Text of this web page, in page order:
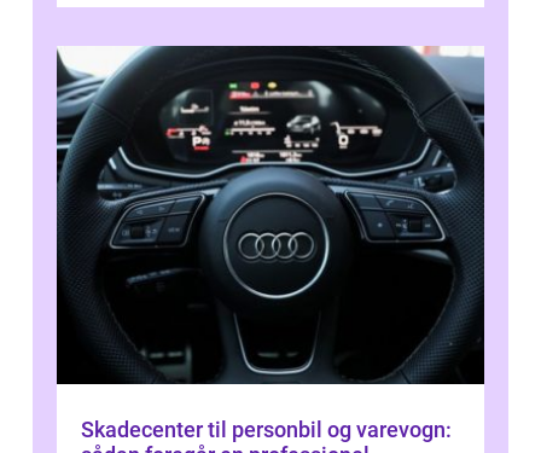
Skadecenter til personbil og varevogn: